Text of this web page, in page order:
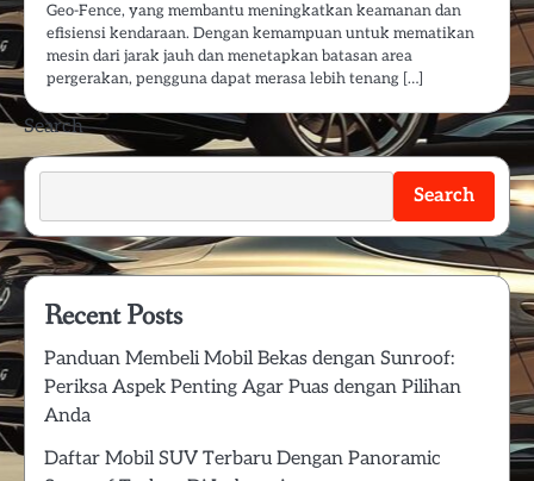
Geo-Fence, yang membantu meningkatkan keamanan dan
efisiensi kendaraan. Dengan kemampuan untuk mematikan
mesin dari jarak jauh dan menetapkan batasan area
pergerakan, pengguna dapat merasa lebih tenang […]
Search
Search
Recent Posts
Panduan Membeli Mobil Bekas dengan Sunroof:
Periksa Aspek Penting Agar Puas dengan Pilihan
Anda
Daftar Mobil SUV Terbaru Dengan Panoramic